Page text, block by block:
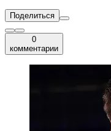
Поделиться
0
комментарии